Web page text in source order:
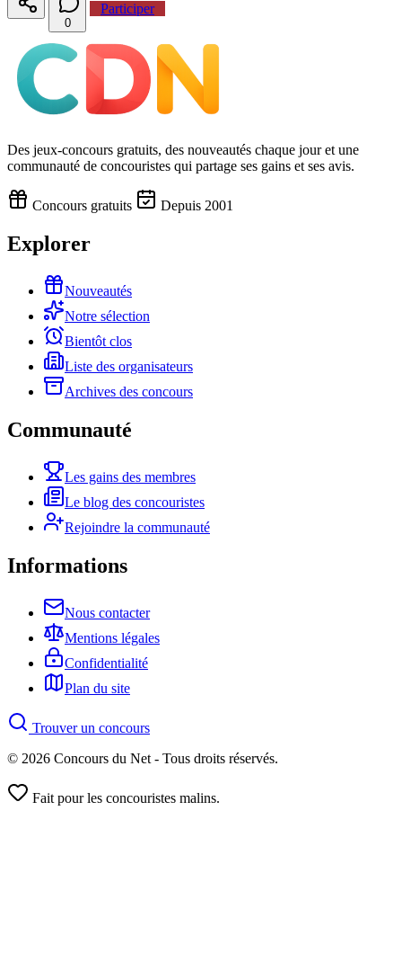
0
Participer
Des jeux-concours gratuits, des nouveautés chaque jour et une
communauté de concouristes qui partage ses gains et ses avis.
Concours gratuits Depuis 2001
Explorer
Nouveautés
Notre sélection
Bientôt clos
Liste des organisateurs
Archives des concours
Communauté
Les gains des membres
Le blog des concouristes
Rejoindre la communauté
Informations
Nous contacter
Mentions légales
Confidentialité
Plan du site
Trouver un concours
© 2026 Concours du Net - Tous droits réservés.
Fait pour les concouristes malins.